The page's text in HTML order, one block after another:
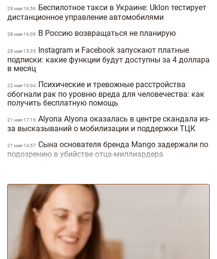
29 мая 16:56
Беспилотное такси в Украине: Uklon тестирует
дистанционное управление автомобилями
28 мая 16:09 В Россию возвращаться не планирую
28 мая 15:35 Instagram и Facebook запускают платные
подписки: какие функции будут доступны за 4 доллара
в месяц
22 мая 16:04 Психические и тревожные расстройства
обогнали рак по уровню вреда для человечества: как
получить бесплатную помощь
21 мая 17:16 Alyona Alyona оказалась в центре скандала из-
за высказываний о мобилизации и поддержки ТЦК
21 мая 14:57
Сына основателя бренда Mango задержали по
подозрению в убийстве отца-миллиардера
(фото)
18 мая 18:34
Круизный лайнер с хантавирусом завершает
свое путешествие: ожидается ли новая пандемия
В Украине зарегистрировали петицию о
запрете электросамокатов до 14 лет и обязательных
экзаменах по ПДД